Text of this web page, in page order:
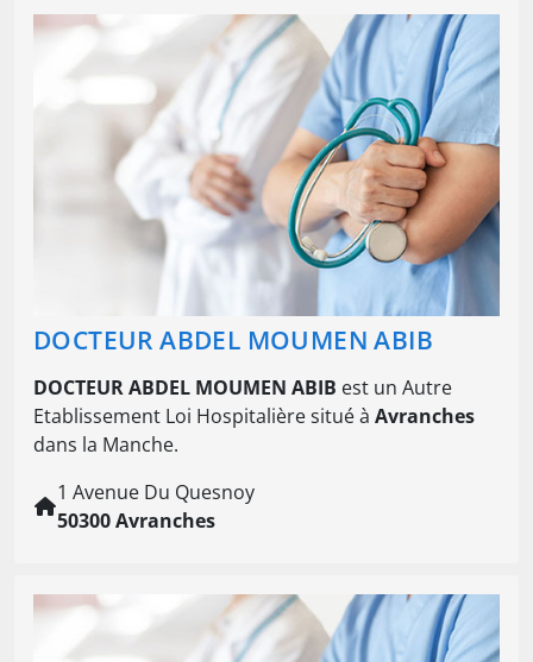
DOCTEUR ABDEL MOUMEN ABIB
DOCTEUR ABDEL MOUMEN ABIB est un Autre
Etablissement Loi Hospitalière situé à Avranches
dans la Manche.
1 Avenue Du Quesnoy
50300 Avranches